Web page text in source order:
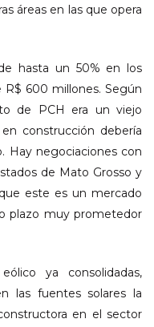
áreas en las que opera
hasta un 50% en los
R$ 600 millones. Según
de PCH era un viejo
construcción debería
Hay negociaciones con
de Mato Grosso y
este es un mercado
plazo muy prometedor
ya consolidadas,
las fuentes solares la
en el sector